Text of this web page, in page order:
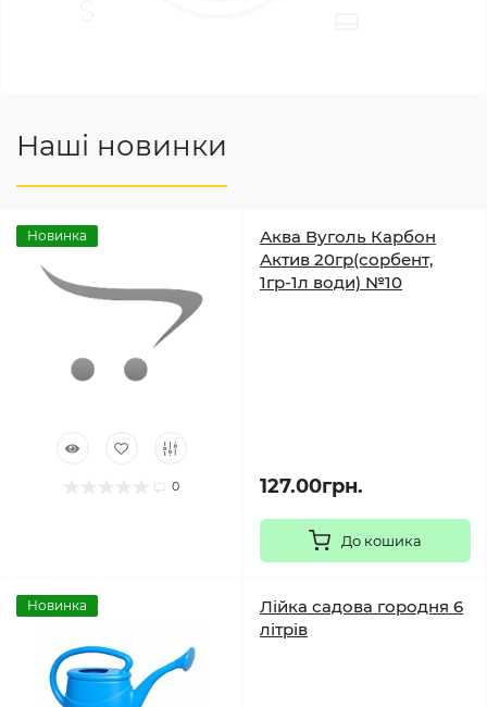
Наші новинки
Новинка
0
Аква Вуголь Карбон
Актив 20гр(сорбент,
1гр-1л води) №10
127.00грн.
До кошика
Новинка
Лійка садова городня 6
літрів